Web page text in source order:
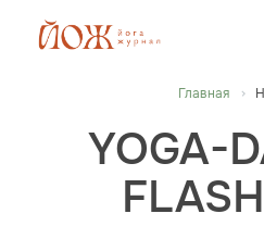
Главная
YOGA-